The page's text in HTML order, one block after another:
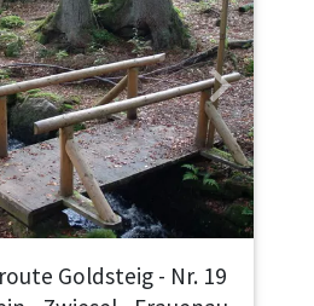
Next
Goldsteig - Nr. 19